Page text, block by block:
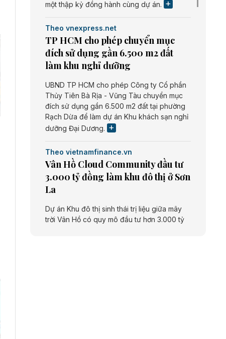
một thập kỷ đồng hành cùng dự án.
Theo vnexpress.net
TP HCM cho phép chuyển mục
đích sử dụng gần 6.500 m2 đất
làm khu nghỉ dưỡng
UBND TP HCM cho phép Công ty Cổ phần
Thủy Tiên Bà Rịa - Vũng Tàu chuyển mục
đích sử dụng gần 6.500 m2 đất tại phường
Rạch Dừa để làm dự án Khu khách sạn nghỉ
dưỡng Đại Dương.
Theo vietnamfinance.vn
Vân Hồ Cloud Community đầu tư
3.000 tỷ đồng làm khu đô thị ở Sơn
La
Dự án Khu đô thị sinh thái trị liệu giữa mây
trời Vân Hồ có quy mô đầu tư hơn 3.000 tỷ